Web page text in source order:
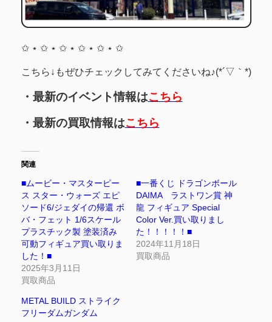
✩ ⋆ ✩ ⋆ ✩ ⋆ ✩ ⋆ ✩ ⋆ ✩
こちら↓もぜひチェックしてみてくださいね♪(*´▽｀*)
・最新のイベント情報はこちら
・最新の買取情報はこちら
関連
■ムービー・マスターピー
ス スター・ウォーズ エピ
ソード6/ジェダイの帰還 ボ
バ・フェット 1/6スケール
プラスチック製 塗装済み
可動フィギュア買い取りま
した！■
2025年3月11日
買取商品
■一番くじ ドラゴンボール
DAIMA ラストワン賞 神
龍 フィギュア Special
Color Ver.買い取りまし
た！！！！！■
2024年11月18日
買取商品
METAL BUILD ストライク
フリーダムガンダム